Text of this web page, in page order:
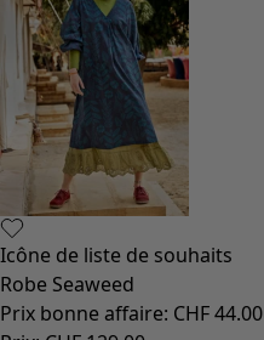
Icône de liste de souhaits
Robe Seaweed
Prix bonne affaire: CHF 44.00